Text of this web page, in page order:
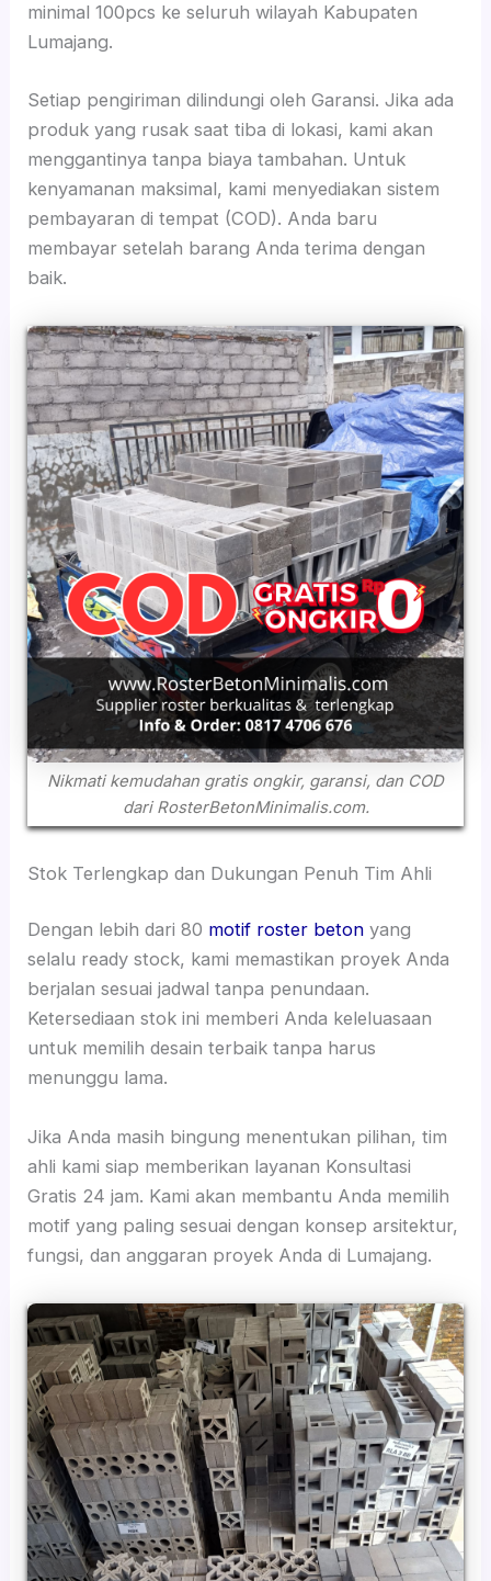
minimal 100pcs ke seluruh wilayah Kabupaten
Lumajang.
Setiap pengiriman dilindungi oleh Garansi. Jika ada
produk yang rusak saat tiba di lokasi, kami akan
menggantinya tanpa biaya tambahan. Untuk
kenyamanan maksimal, kami menyediakan sistem
pembayaran di tempat (COD). Anda baru
membayar setelah barang Anda terima dengan
baik.
Nikmati kemudahan gratis ongkir, garansi, dan COD
dari RosterBetonMinimalis.com.
Stok Terlengkap dan Dukungan Penuh Tim Ahli
Dengan lebih dari 80 motif roster beton yang
selalu ready stock, kami memastikan proyek Anda
berjalan sesuai jadwal tanpa penundaan.
Ketersediaan stok ini memberi Anda keleluasaan
untuk memilih desain terbaik tanpa harus
menunggu lama.
Jika Anda masih bingung menentukan pilihan, tim
ahli kami siap memberikan layanan Konsultasi
Gratis 24 jam. Kami akan membantu Anda memilih
motif yang paling sesuai dengan konsep arsitektur,
fungsi, dan anggaran proyek Anda di Lumajang.